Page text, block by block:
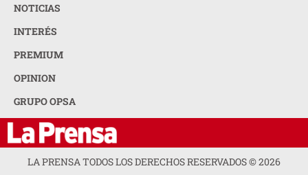
NOTICIAS
INTERÉS
PREMIUM
OPINION
GRUPO OPSA
LA PRENSA TODOS LOS DERECHOS RESERVADOS ©2026